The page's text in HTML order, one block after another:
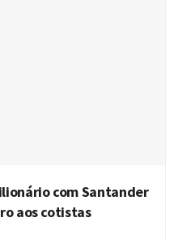
com Santander
aos cotistas